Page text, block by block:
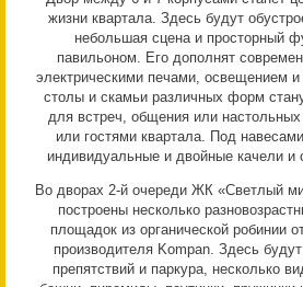
жизни квартала. Здесь будут
небольшая сцена и просторный
павильоном. Его дополнят
электрическими печами, освещением
столы и скамьи различных форм
для встреч, общения или
или гостями квартала. Под
индивидуальные и двойные качели и
Во дворах 2-й очереди ЖК «Светлый
построены несколько
площадок из органической робинии
производителя Kompan. Здесь
препятствий и паркура, несколько